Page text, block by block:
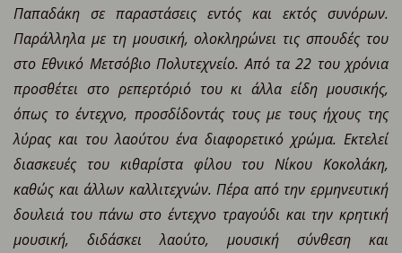
Παπαδάκη σε παραστάσεις εντός και εκτός συνόρων.
Παράλληλα με τη μουσική, ολοκληρώνει τις σπουδές του
στο Εθνικό Μετσόβιο Πολυτεχνείο. Από τα 22 του χρόνια
προσθέτει στο ρεπερτόριό του κι άλλα είδη μουσικής,
όπως το έντεχνο, προσδίδοντάς τους με τους ήχους της
λύρας και του λαούτου ένα διαφορετικό χρώμα. Εκτελεί
διασκευές του κιθαρίστα φίλου του Νίκου Κοκολάκη,
καθώς και άλλων καλλιτεχνών. Πέρα από την ερμηνευτική
δουλειά του πάνω στο έντεχνο τραγούδι και την κρητική
μουσική, διδάσκει λαούτο, μουσική σύνθεση και